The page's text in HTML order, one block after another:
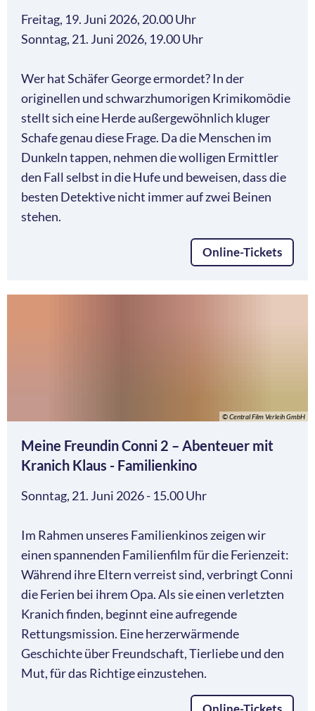
Freitag, 19. Juni 2026, 20.00 Uhr
Sonntag, 21. Juni 2026, 19.00 Uhr
Wer hat Schäfer George ermordet? In der
originellen und schwarzhumorigen Krimikomödie
stellt sich eine Herde außergewöhnlich kluger
Schafe genau diese Frage. Da die Menschen im
Dunkeln tappen, nehmen die wolligen Ermittler
den Fall selbst in die Hufe und beweisen, dass die
besten Detektive nicht immer auf zwei Beinen
stehen.
Online-Tickets
© Central Film Verleih GmbH
Meine Freundin Conni 2 – Abenteuer mit
Kranich Klaus - Familienkino
Sonntag, 21. Juni 2026 - 15.00 Uhr
Im Rahmen unseres Familienkinos zeigen wir
einen spannenden Familienfilm für die Ferienzeit:
Während ihre Eltern verreist sind, verbringt Conni
die Ferien bei ihrem Opa. Als sie einen verletzten
Kranich finden, beginnt eine aufregende
Rettungsmission. Eine herzerwärmende
Geschichte über Freundschaft, Tierliebe und den
Mut, für das Richtige einzustehen.